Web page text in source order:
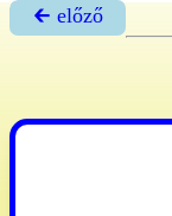
🡰 előző